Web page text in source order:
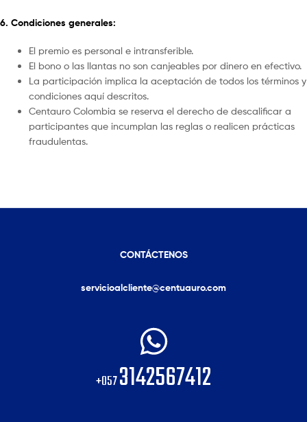
6. Condiciones generales:
El premio es personal e intransferible.
El bono o las llantas no son canjeables por dinero en efectivo.
La participación implica la aceptación de todos los términos y
condiciones aquí descritos.
Centauro Colombia se reserva el derecho de descalificar a
participantes que incumplan las reglas o realicen prácticas
fraudulentas.
CONTÁCTENOS
servicioalcliente@centuauro.com
+0573142567412